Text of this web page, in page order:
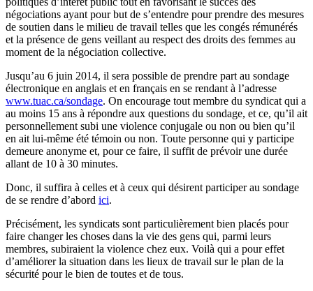
négociations ayant pour but de s’entendre pour prendre des mesures
de soutien dans le milieu de travail telles que les congés rémunérés
et la présence de gens veillant au respect des droits des femmes au
moment de la négociation collective.
Jusqu’au 6 juin 2014, il sera possible de prendre part au sondage
électronique en anglais et en français en se rendant à l’adresse
www.tuac.ca/sondage. On encourage tout membre du syndicat qui a
au moins 15 ans à répondre aux questions du sondage, et ce, qu’il ait
personnellement subi une violence conjugale ou non ou bien qu’il
en ait lui-même été témoin ou non. Toute personne qui y participe
demeure anonyme et, pour ce faire, il suffit de prévoir une durée
allant de 10 à 30 minutes.
Donc, il suffira à celles et à ceux qui désirent participer au sondage
de se rendre d’abord ici.
Précisément, les syndicats sont particulièrement bien placés pour
faire changer les choses dans la vie des gens qui, parmi leurs
membres, subiraient la violence chez eux. Voilà qui a pour effet
d’améliorer la situation dans les lieux de travail sur le plan de la
sécurité pour le bien de toutes et de tous.